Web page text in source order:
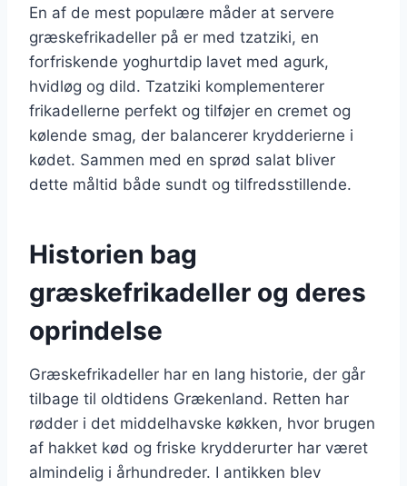
En af de mest populære måder at servere
græskefrikadeller på er med tzatziki, en
forfriskende yoghurtdip lavet med agurk,
hvidløg og dild. Tzatziki komplementerer
frikadellerne perfekt og tilføjer en cremet og
kølende smag, der balancerer krydderierne i
kødet. Sammen med en sprød salat bliver
dette måltid både sundt og tilfredsstillende.
Historien bag
græskefrikadeller og deres
oprindelse
Græskefrikadeller har en lang historie, der går
tilbage til oldtidens Grækenland. Retten har
rødder i det middelhavske køkken, hvor brugen
af hakket kød og friske krydderurter har været
almindelig i århundreder. I antikken blev